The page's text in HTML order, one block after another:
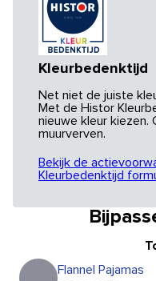
Kleurbedenktijd
Net niet de juiste
Met de Histor
nieuwe kleur kiezen.
muurverven.
Bekijk de
Kleurbedenktijd
Flannel Pajamas